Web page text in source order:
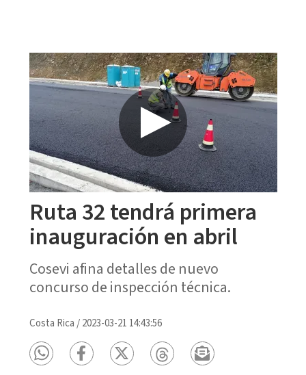
Ruta 32 tendrá primera
inauguración en abril
Cosevi afina detalles de nuevo
concurso de inspección técnica.
Costa Rica /2023-03-21 14:43:56